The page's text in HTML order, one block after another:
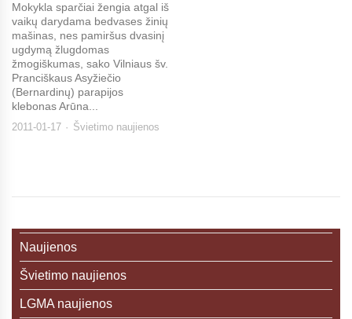
Mokykla sparčiai žengia atgal iš
vaikų darydama bedvases žinių
mašinas, nes pamiršus dvasinį
ugdymą žlugdomas
žmogiškumas, sako Vilniaus šv.
Pranciškaus Asyžiečio
(Bernardinų) parapijos
klebonas Arūna...
2011-01-17 Švietimo naujienos
Naujienos
Švietimo naujienos
LGMA naujienos